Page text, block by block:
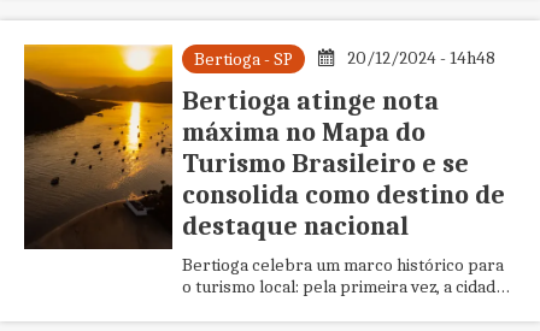
Bertioga - SP 20/12/2024 - 14h48
Bertioga atinge nota
máxima no Mapa do
Turismo Brasileiro e se
consolida como destino de
destaque nacional
Bertioga celebra um marco histórico para
o turismo local: pela primeira vez, a cidade